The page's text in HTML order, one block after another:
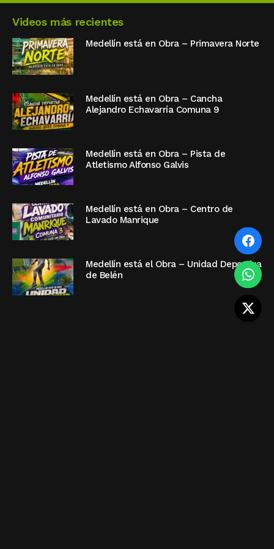
Videos más recientes
Medellín está en Obra – Primavera Norte
Medellín está en Obra – Cancha
Alejandro Echavarría Comuna 9
Medellín está en Obra – Pista de
Atletismo Alfonso Galvis
Medellín está en Obra – Centro de
Lavado Manrique
Medellín está el Obra – Unidad Deportiva
de Belén